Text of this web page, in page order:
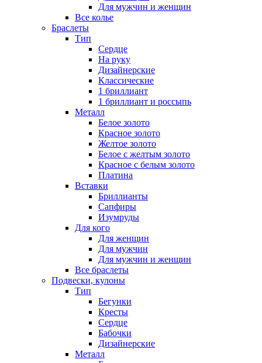
Для мужчин и женщин
Все колье
Браслеты
Тип
Сердце
На руку
Дизайнерские
Классические
1 бриллиант
1 бриллиант и россыпь
Металл
Белое золото
Красное золото
Желтое золото
Белое с желтым золото
Красное с белым золото
Платина
Вставки
Бриллианты
Сапфиры
Изумруды
Для кого
Для женщин
Для мужчин
Для мужчин и женщин
Все браслеты
Подвески, кулоны
Тип
Бегунки
Кресты
Сердце
Бабочки
Дизайнерские
Металл